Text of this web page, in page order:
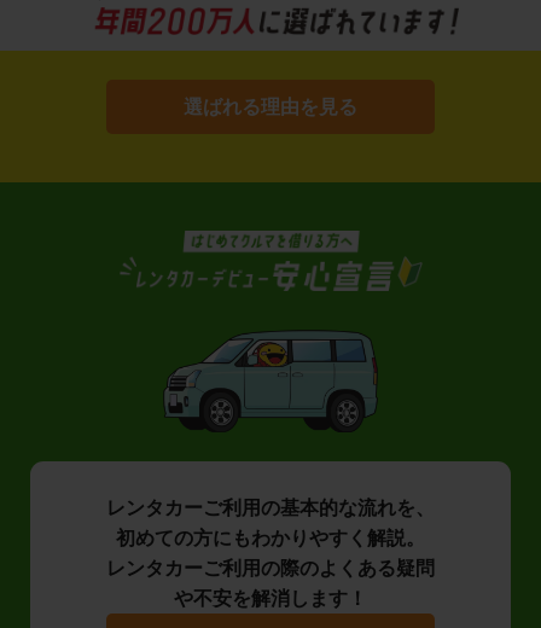
選ばれる理由を見る
レンタカーご利用の基本的な流れを、
初めての方にもわかりやすく解説。
レンタカーご利用の際のよくある疑問
や不安を解消します！